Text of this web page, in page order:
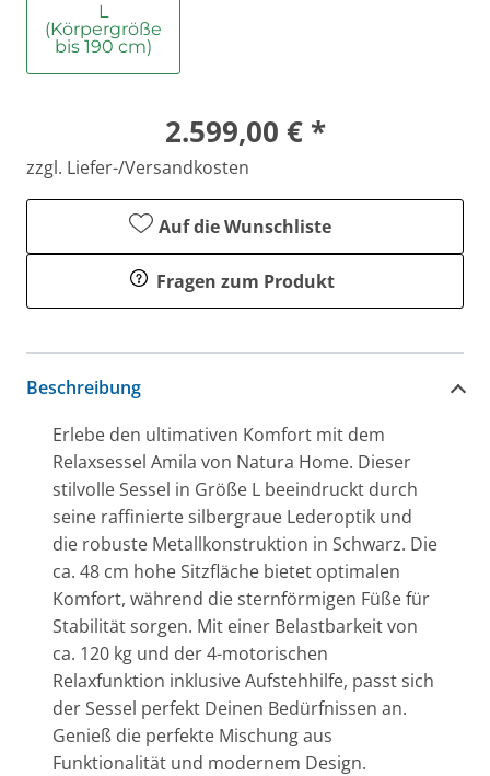
L
(Körpergröße
bis 190 cm)
2.599,00 € *
zzgl. Liefer-/Versandkosten
Auf die Wunschliste
Fragen zum Produkt
Beschreibung
Erlebe den ultimativen Komfort mit dem
Relaxsessel Amila von Natura Home. Dieser
stilvolle Sessel in Größe L beeindruckt durch
seine raffinierte silbergraue Lederoptik und
die robuste Metallkonstruktion in Schwarz. Die
ca. 48 cm hohe Sitzfläche bietet optimalen
Komfort, während die sternförmigen Füße für
Stabilität sorgen. Mit einer Belastbarkeit von
ca. 120 kg und der 4-motorischen
Relaxfunktion inklusive Aufstehhilfe, passt sich
der Sessel perfekt Deinen Bedürfnissen an.
Genieß die perfekte Mischung aus
Funktionalität und modernem Design.